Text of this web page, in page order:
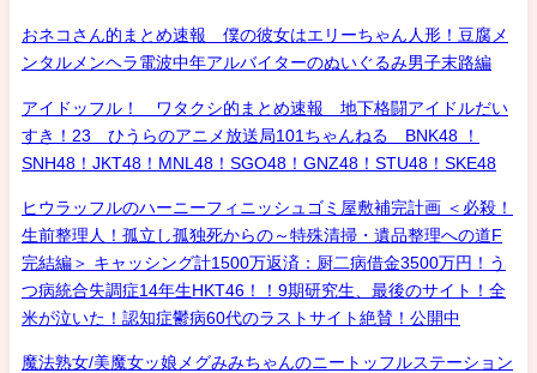
おネコさん的まとめ速報 僕の彼女はエリーちゃん人形！豆腐メ
ンタルメンヘラ電波中年アルバイターのぬいぐるみ男子末路編
アイドッフル！ ワタクシ的まとめ速報 地下格闘アイドルだい
すき！23 ひうらのアニメ放送局101ちゃんねる BNK48 ！
SNH48！JKT48！MNL48！SGO48！GNZ48！STU48！SKE48
ヒウラッフルのハーニーフィニッシュゴミ屋敷補完計画 ＜必殺！
生前整理人！孤立し孤独死からの～特殊清掃・遺品整理への道F
完結編＞ キャッシング計1500万返済：厨二病借金3500万円！う
つ病統合失調症14年生HKT46！！9期研究生、最後のサイト！全
米が泣いた！認知症鬱病60代のラストサイト絶賛！公開中
魔法熟女/美魔女ッ娘メグみみちゃんのニートッフルステーション